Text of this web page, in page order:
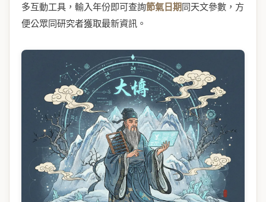
多互動工具，輸入年份即可查詢節氣日期同天文參數，方
便公眾同研究者獲取最新資訊。